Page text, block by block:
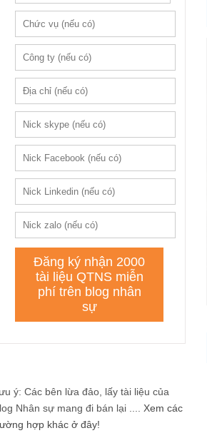
ý: Các bên lừa đảo, lấy tài liệu của
Nhân sự mang đi bán lại .... Xem các
hợp khác ở đây!